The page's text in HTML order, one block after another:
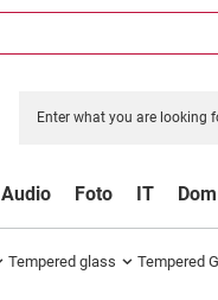
Audio Foto IT Dom
Tempered glass Tempered